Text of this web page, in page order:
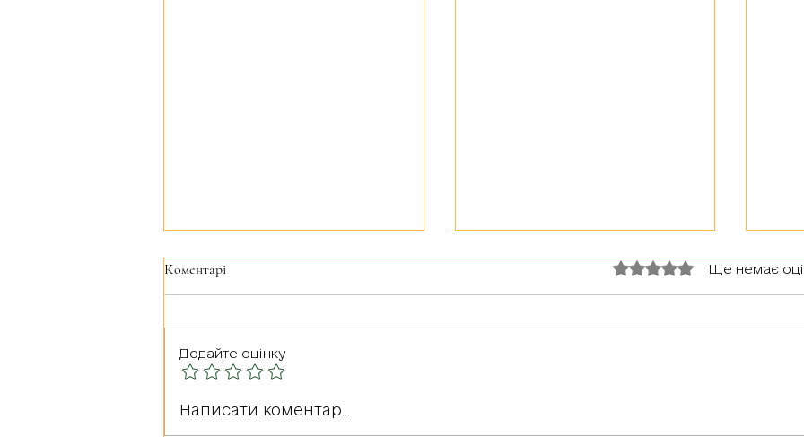
Герої серед нас: РУДА
Коментарі Оцінка: 0 з 5 зірок.Ще немає
Додайте оцінку
Написати коментар...